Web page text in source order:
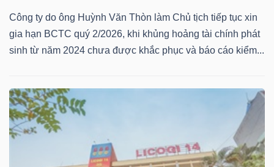
Công ty do ông Huỳnh Văn Thòn làm Chủ tịch tiếp tục xin
gia hạn BCTC quý 2/2026, khi khủng hoảng tài chính phát
sinh từ năm 2024 chưa được khắc phục và báo cáo kiểm...